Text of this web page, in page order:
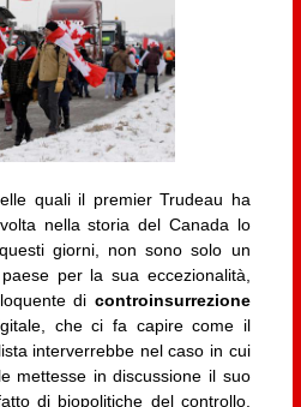
quali il premier Trudeau ha
nella storia del Canada lo
giorni, non sono solo un
per la sua eccezionalità,
di controinsurrezione
che ci fa capire come il
interverrebbe nel caso in cui
mettesse in discussione il suo
di biopolitiche del controllo,